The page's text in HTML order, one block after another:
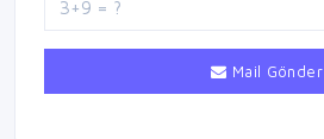
Mail Gönder